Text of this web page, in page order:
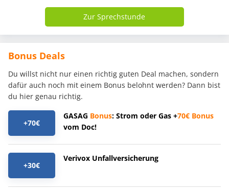
Zur Sprechstunde
Bonus Deals
Du willst nicht nur einen richtig guten Deal machen, sondern
dafür auch noch mit einem Bonus belohnt werden? Dann bist
du hier genau richtig.
+70€
GASAG Bonus: Strom oder Gas +70€ Bonus
vom Doc!
+30€
Verivox Unfallversicherung